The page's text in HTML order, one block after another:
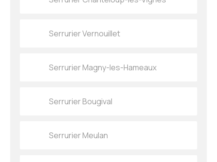
Serrurier Vernouillet
Serrurier Magny-les-Hameaux
Serrurier Bougival
Serrurier Meulan